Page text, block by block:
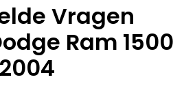
Vragen
Ram 1500